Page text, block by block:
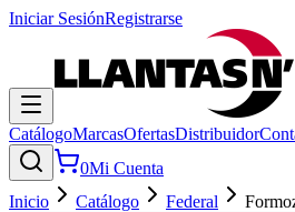
Iniciar SesiónRegistrarse
CatálogoMarcasOfertasDistribuidor
0Mi Cuenta
Inicio
Catálogo Federal